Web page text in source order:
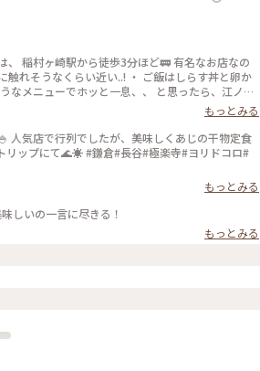
稲村ヶ崎駅から徒歩3分ほど🚃 有名なお店なの
れそうなくらい近い..! ・ ご飯はしらす丼と卵か
なメニューでホッと一息、、 と思ったら、江ノ電
ぷ #鎌倉 #鎌
もっとみる
人気店で行列でしたが、美味しくあじの干物定食
もっとみる
しいの一言に尽きる！
もっとみる